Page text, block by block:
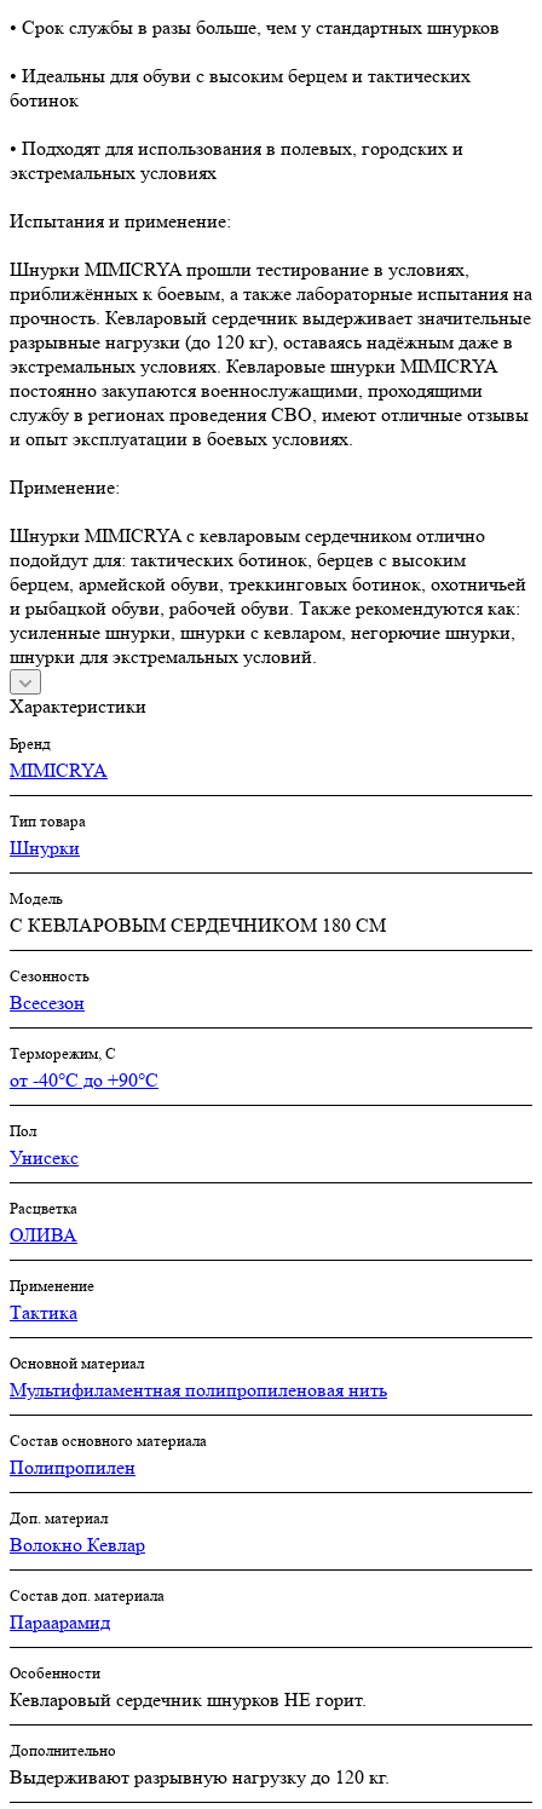
• Срок службы в разы больше, чем у стандартных шнурков
• Идеальны для обуви с высоким берцем и тактических
ботинок
• Подходят для использования в полевых, городских и
экстремальных условиях
Испытания и применение:
Шнурки MIMICRYA прошли тестирование в условиях,
приближённых к боевым, а также лабораторные испытания на
прочность. Кевларовый сердечник выдерживает значительные
разрывные нагрузки (до 120 кг), оставаясь надёжным даже в
экстремальных условиях. Кевларовые шнурки MIMICRYA
постоянно закупаются военнослужащими, проходящими
службу в регионах проведения СВО, имеют отличные отзывы
и опыт эксплуатации в боевых условиях.
Применение:
Шнурки MIMICRYA с кевларовым сердечником отлично
подойдут для: тактических ботинок, берцев с высоким
берцем, армейской обуви, треккинговых ботинок, охотничьей
и рыбацкой обуви, рабочей обуви. Также рекомендуются как:
усиленные шнурки, шнурки с кевларом, негорючие шнурки,
шнурки для экстремальных условий.
Характеристики
Бренд
MIMICRYA
Тип товара
Шнурки
Модель
С КЕВЛАРОВЫМ СЕРДЕЧНИКОМ 180 СМ
Сезонность
Всесезон
Терморежим, C
от -40°С до +90°С
Пол
Унисекс
Расцветка
ОЛИВА
Применение
Тактика
Основной материал
Мультифиламентная полипропиленовая нить
Состав основного материала
Полипропилен
Доп. материал
Волокно Кевлар
Состав доп. материала
Параарамид
Особенности
Кевларовый сердечник шнурков НЕ горит.
Дополнительно
Выдерживают разрывную нагрузку до 120 кг.